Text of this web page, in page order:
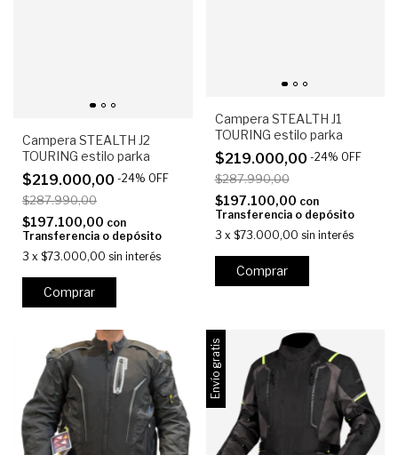
Campera STEALTH J2
TOURING estilo parka
$219.000,00 -24% OFF
$287.990,00
$197.100,00 con
Transferencia o depósito
3 x $73.000,00 sin interés
Comprar
Campera STEALTH J1
TOURING estilo parka
$219.000,00 -24% OFF
$287.990,00
$197.100,00 con
Transferencia o depósito
3 x $73.000,00 sin interés
Comprar
Envío gratis